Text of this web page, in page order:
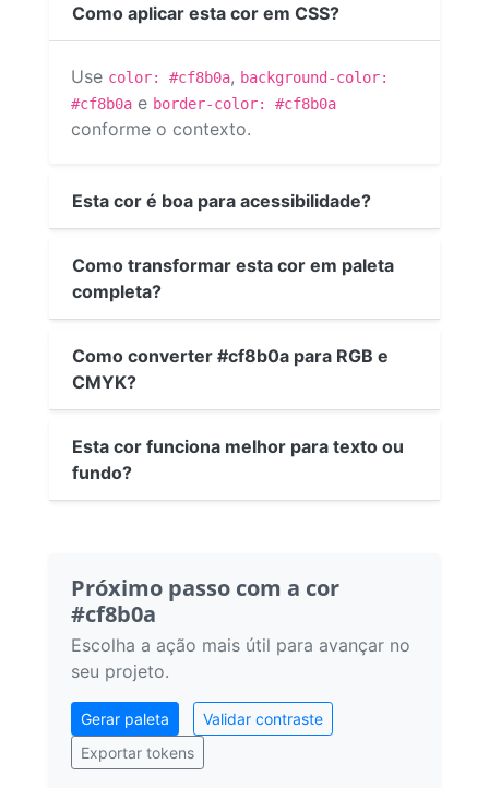
Como aplicar esta cor em CSS?
Use color: #cf8b0a, background-color:
#cf8b0a e border-color: #cf8b0a
conforme o contexto.
Esta cor é boa para acessibilidade?
Como transformar esta cor em paleta
completa?
Como converter #cf8b0a para RGB e
CMYK?
Esta cor funciona melhor para texto ou
fundo?
Próximo passo com a cor
#cf8b0a
Escolha a ação mais útil para avançar no
seu projeto.
Gerar paleta
Validar contraste
Exportar tokens